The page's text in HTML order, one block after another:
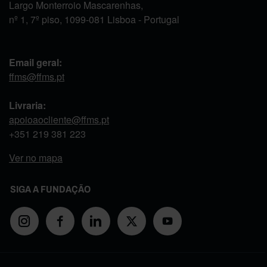
Largo Monterroio Mascarenhas,
nº 1, 7º piso, 1099-081 Lisboa - Portugal
Email geral:
ffms@ffms.pt
Livraria:
apoioaocliente@ffms.pt
+351 219 381 223
Ver no mapa
SIGA A FUNDAÇÃO